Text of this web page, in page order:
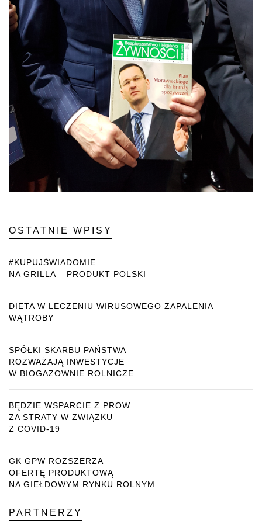
OSTATNIE WPISY
#KUPUJŚWIADOMIE
NA GRILLA – PRODUKT POLSKI
DIETA W LECZENIU WIRUSOWEGO ZAPALENIA
WĄTROBY
SPÓŁKI SKARBU PAŃSTWA
ROZWAŻAJĄ INWESTYCJE
W BIOGAZOWNIE ROLNICZE
BĘDZIE WSPARCIE Z PROW
ZA STRATY W ZWIĄZKU
Z COVID-19
GK GPW ROZSZERZA
OFERTĘ PRODUKTOWĄ
NA GIEŁDOWYM RYNKU ROLNYM
PARTNERZY